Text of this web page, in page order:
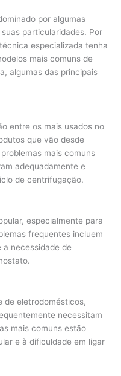
por algumas
particularidades. Por
especializada tenha
mais comuns de
algumas das principais
entre os mais usados no
que vão desde
mais comuns
adequadamente e
de centrifugação.
especialmente para
frequentes incluem
necessidade de
de eletrodomésticos,
necessitam
mais comuns estão
e à dificuldade em ligar